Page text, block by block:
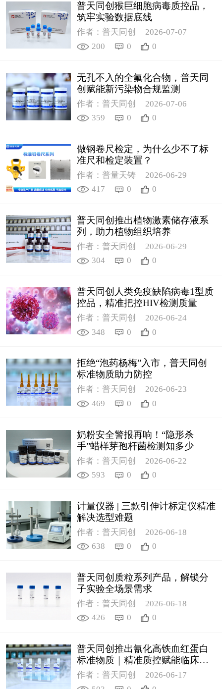
普天同创猴巨细胞病毒质控品，
筑牢实验数据底线
作者：普天同创
2026-07-07
200
0 0
无孔不入的全氟化合物，普天同
创赋能新污染物合规监测
作者：普天同创
2026-07-06
359
0 0
做钢卷尺检定，为什么少不了标
准尺和检定装置？
作者：普量天铸
2026-06-29
417
0 0
普天同创推出植物激素储存液系
列，助力植物组织培养
作者：普天同创
2026-06-29
304
0 0
普天同创人类免疫缺陷病毒1型质
控品，精准把控HIV检测质量
作者：普天同创
2026-06-24
348
0 0
拒绝“泡药杨梅”入市，普天同创
标准物质助力防控
作者：普天同创
2026-06-23
469
0 0
奶粉安全警报再响！“隐形杀
手”蜡样芽孢杆菌检测知多少
作者：普天同创
2026-06-22
593
0 0
计量仪器 | 三款引伸计标定仪精准
解决选型难题
作者：普天同创
2026-06-18
638
0 0
普天同创质粒系列产品，解锁分
子实验全场景需求
作者：普天同创
2026-06-18
426
0 0
普天同创推出氰化高铁血红蛋白
标准物质｜精准质控赋能临床检
测
作者：普天同创
2026-06-17